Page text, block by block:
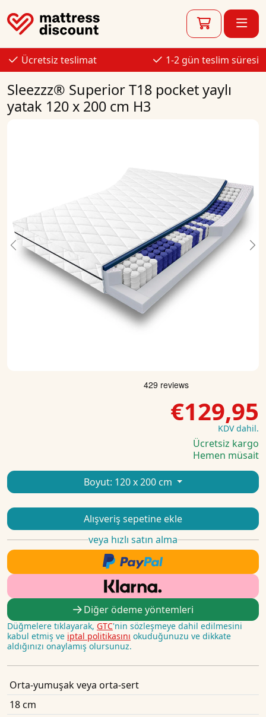
Ücretsiz teslimat 1-2 gün teslim süresi
Sleezzz® Superior T18 pocket yaylı
yatak 120 x 200 cm H3
Previous
€129,95
KDV dahil.
Ücretsiz kargo
Hemen müsait
Boyut: 120 x 200 cm
Alışveriş sepetine ekle
veya hızlı satın alma
Diğer ödeme yöntemleri
Düğmelere tıklayarak, GTC'nin sözleşmeye dahil edilmesini
kabul etmiş ve iptal politikasını okuduğunuzu ve dikkate
aldığınızı onaylamış olursunuz.
Orta-yumuşak veya orta-sert
18 cm